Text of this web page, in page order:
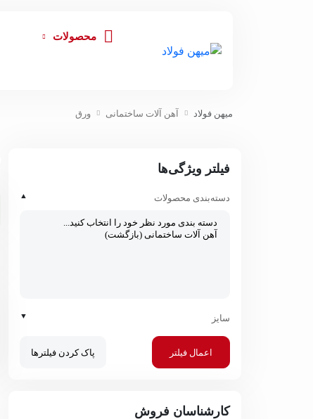
محصولات
میهن فولاد آهن آلات ساختمانی ورق
فیلتر ویژگی‌ها
دسته‌بندی محصولات ▲
سایز ▼
اعمال فیلتر پاک کردن فیلترها
کارشناسان فروش